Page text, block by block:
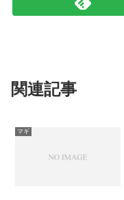
関連記事
マギ